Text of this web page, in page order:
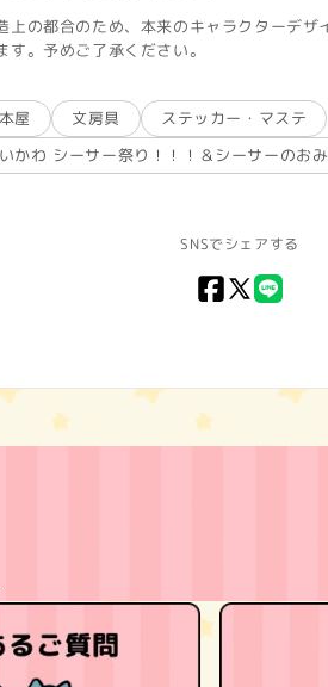
上の都合のため、本来のキャラクターデザ
す。予めご了承ください。
屋 文房具
ステッカー・マステ
かわ シーサー祭り！！！＆シーサーのお
SNSでシェアする
Facebook
X